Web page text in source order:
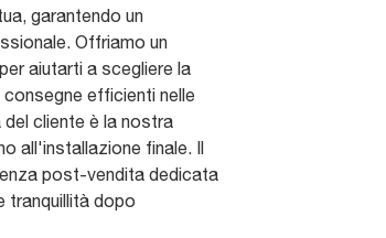
garantendo un
Offriamo un
aiutarti a scegliere la
efficienti nelle
del cliente è la nostra
all'installazione finale. Il
post-vendita dedicata
tranquillità dopo